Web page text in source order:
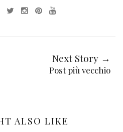
Next Story →
Post più vecchio
ALSO LIKE